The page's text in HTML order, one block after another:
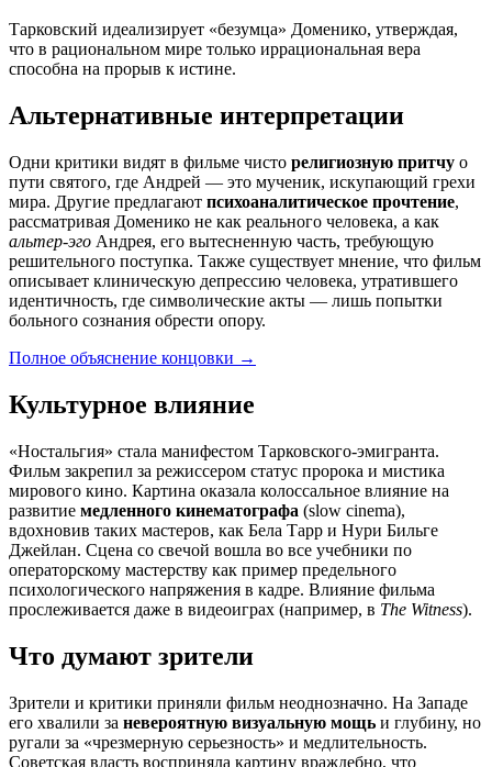
Тарковский идеализирует «безумца» Доменико, утверждая,
что в рациональном мире только иррациональная вера
способна на прорыв к истине.
Альтернативные интерпретации
Одни критики видят в фильме чисто религиозную притчу о
пути святого, где Андрей — это мученик, искупающий грехи
мира. Другие предлагают психоаналитическое прочтение,
рассматривая Доменико не как реального человека, а как
альтер-эго Андрея, его вытесненную часть, требующую
решительного поступка. Также существует мнение, что фильм
описывает клиническую депрессию человека, утратившего
идентичность, где символические акты — лишь попытки
больного сознания обрести опору.
Полное объяснение концовки →
Культурное влияние
«Ностальгия» стала манифестом Тарковского-эмигранта.
Фильм закрепил за режиссером статус пророка и мистика
мирового кино. Картина оказала колоссальное влияние на
развитие медленного кинематографа (slow cinema),
вдохновив таких мастеров, как Бела Тарр и Нури Бильге
Джейлан. Сцена со свечой вошла во все учебники по
операторскому мастерству как пример предельного
психологического напряжения в кадре. Влияние фильма
прослеживается даже в видеоиграх (например, в The Witness).
Что думают зрители
Зрители и критики приняли фильм неоднозначно. На Западе
его хвалили за невероятную визуальную мощь и глубину, но
ругали за «чрезмерную серьезность» и медлительность.
Советская власть восприняла картину враждебно, что